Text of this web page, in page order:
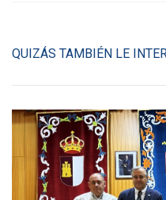
QUIZÁS TAMBIÉN LE